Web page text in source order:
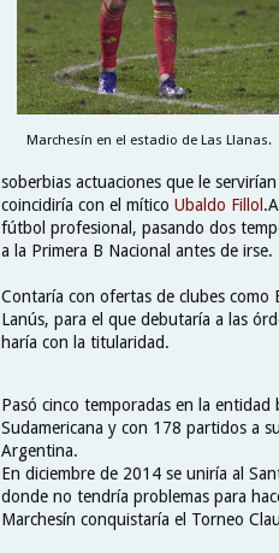
Marchesín en el estadio de Las Llanas.
soberbias actuaciones que le
coincidiría con el mítico Ubaldo Fillol
fútbol profesional, pasando dos
a la Primera B Nacional antes de irse.
Contaría con ofertas de clubes
Lanús, para el que debutaría a las
haría con la titularidad.
Pasó cinco temporadas en la
Sudamericana y con 178 partidos a
Argentina.
En diciembre de 2014 se uniría al
donde no tendría problemas para
Marchesín conquistaría el Torneo